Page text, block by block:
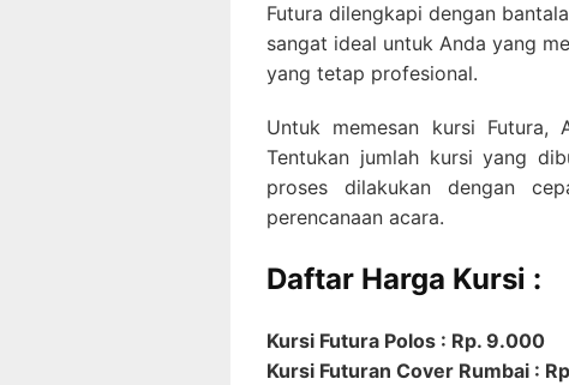
Futura dilengkapi dengan
sangat ideal untuk Anda yang
yang tetap profesional.
Untuk memesan kursi Futura,
Tentukan jumlah kursi yang
proses dilakukan dengan
perencanaan acara.
Daftar Harga Kursi :
Kursi Futura Polos : Rp. 9.000
Kursi Futuran Cover Rumbai :